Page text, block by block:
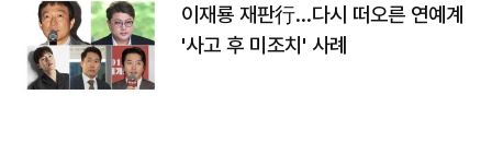
이재룡 재판行…다시 떠오른 연예계
'사고 후 미조치' 사례